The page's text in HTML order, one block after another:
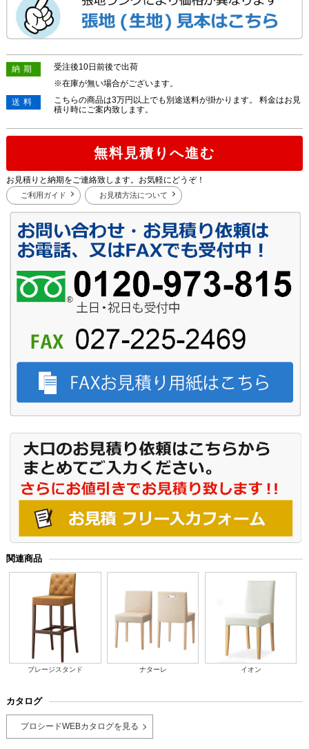
納期
受注後10日前後で出荷
※在庫が無い場合がございます。
送料
こちらの商品は3万円以上でも別途送料が掛かります。 料金はお見
積り時にご案内致します。
無料見積りへ進む
お見積りと納期をご連絡致します。お気軽にどうぞ！
ご利用ガイド お見積方法について
関連商品
プレージスタンド ナターレ イオン
カタログ
プロシードWEBカタログを見る